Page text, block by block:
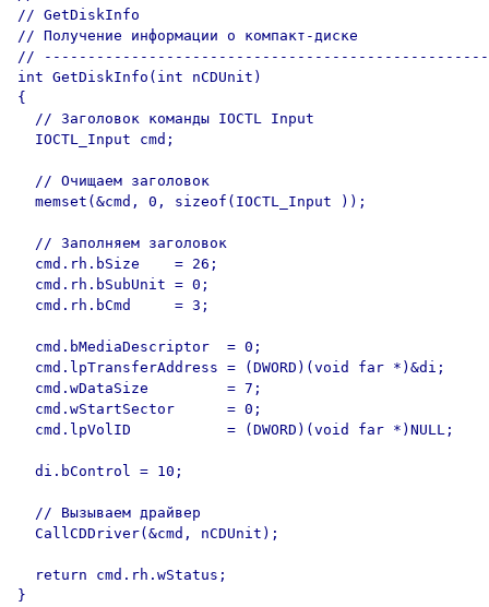
// GetDiskInfo
// Получение информации о компакт-диске
// ---------------------------------------------------
int GetDiskInfo(int nCDUnit)
{
  // Заголовок команды IOCTL Input
  IOCTL_Input cmd;
  // Очищаем заголовок
  memset(&cmd, 0, sizeof(IOCTL_Input ));
  // Заполняем заголовок
  cmd.rh.bSize    = 26;
  cmd.rh.bSubUnit = 0;
  cmd.rh.bCmd     = 3;
  cmd.bMediaDescriptor  = 0;
  cmd.lpTransferAddress = (DWORD)(void far *)&di;
  cmd.wDataSize         = 7;
  cmd.wStartSector      = 0;
  cmd.lpVolID           = (DWORD)(void far *)NULL;
  di.bControl = 10;
  // Вызываем драйвер
  CallCDDriver(&cmd, nCDUnit);
  return cmd.rh.wStatus;
}